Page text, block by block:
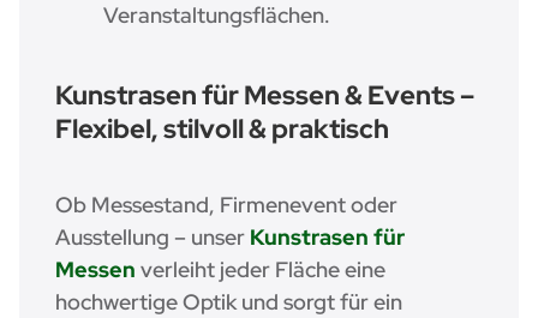
Veranstaltungsflächen.
Kunstrasen für Messen & Events –
Flexibel, stilvoll & praktisch
Ob Messestand, Firmenevent oder
Ausstellung – unser Kunstrasen für
Messen verleiht jeder Fläche eine
hochwertige Optik und sorgt für ein